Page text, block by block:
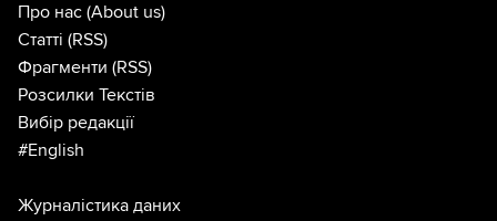
Про нас (About us)
Статті (RSS)
Фрагменти (RSS)
Розсилки Текстів
Вибір редакції
#English
Журналістика даних